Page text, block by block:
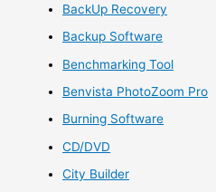
BackUp Recovery
Backup Software
Benchmarking Tool
Benvista PhotoZoom Pro
Burning Software
CD/DVD
City Builder